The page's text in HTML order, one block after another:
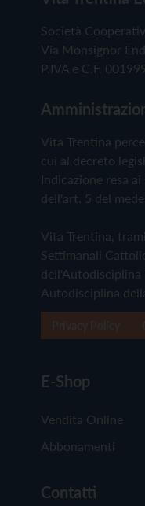
Società
Via Monsignor
P.IVA e C.F.
Vita Trentina
cui al decreto
Indicazione resa
dell'art. 5 del
Vita Trentina,
Settimanali
dell'Autodisciplina
Autodisciplina
E-Shop
Vendita Online
Abbonamenti
Contatti